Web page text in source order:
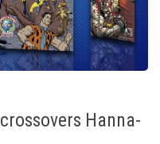
Hanna-